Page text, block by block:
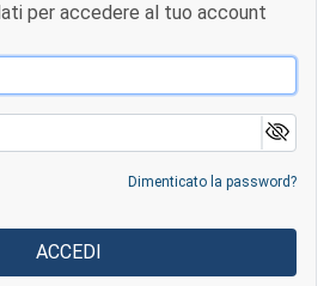
per accedere al tuo account
Dimenticato la password?